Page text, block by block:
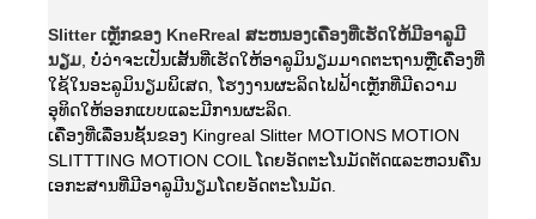
Slitter ເຫຼັກຂອງ KneRreal ສະຫນອງເຄື່ອງທີ່ເຮັດໃຫ້ມີອາລູມີ
ນຽມ , ບໍ່ວ່າຈະເປັນເສັ້ນທີ່ເຮັດໃຫ້ອາລູມິນຽມມາດຕະຖານຫຼືເຄື່ອງທີ່
ໃຊ້ໃນອະລູມິນຽມພິເສດ, ໂຮງງານຜະລິດໄຟຟ້າເຫຼັກທີ່ມີຄວາມ
ອຸທິດໃຫ້ອອກແບບແລະມີການຜະລິດ.
ເຄື່ອງທີ່ເລື່ອນຊັ້ນຂອງ Kingreal Slitter MOTIONS MOTION
SLITTTING MOTION COIL ໂດຍອັດຕະໂນມັດຕັດແລະຫວນຄືນ
ເອກະສານທີ່ມີອາລູມີນຽມໂດຍອັດຕະໂນມັດ.